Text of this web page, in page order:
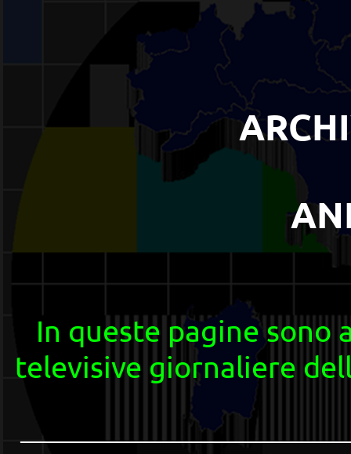
ANNO
In queste pagine sono
televisive giornaliere